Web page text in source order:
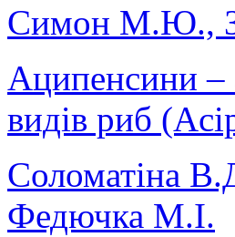
Симон М.Ю.,
Аципенсини –
видів риб
Соломатіна
Федючка М.І.